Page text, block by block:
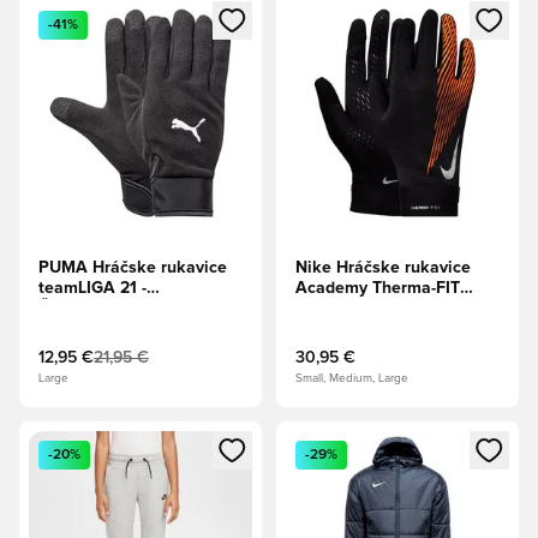
Otvorí modál na prihlásenie alebo registráciu ako člen
-41%
PUMA Hráčske rukavice
teamLIGA 21 -
12,95 €21,95 €
Large
Otvorí modál na prihlásenie
Nike Hráčske rukavice
Academy Therma-FIT
Crimson/Metalická
strieborná
30,95 €
Small, Medium, Large
Otvorí modál na prihlásenie alebo registráciu ako člen
-20%
Otvorí modál na prihlásenie
-29%